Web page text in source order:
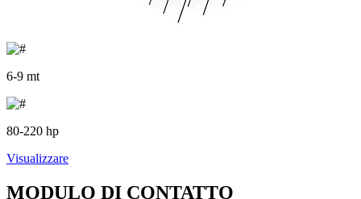
6-9 mt
80-220 hp
Visualizzare
MODULO DI CONTATTO